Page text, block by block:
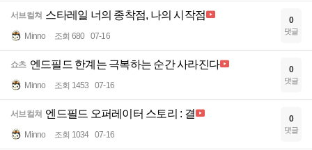
서브컬쳐 스타레일 너의 종착점, 나의 시작점
Minno 조회 680 07-16
0
댓글
쇼츠 엔드필드 한계는 극복하는 순간 사라진다
Minno 조회 1453 07-16
0
댓글
서브컬쳐 엔드필드 오퍼레이터 스토리 : 결
Minno 조회 1034 07-16
0
댓글